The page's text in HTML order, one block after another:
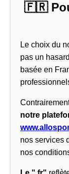
🇫🇷
Le choix du
pas un
basée en
notre
nos services
nos